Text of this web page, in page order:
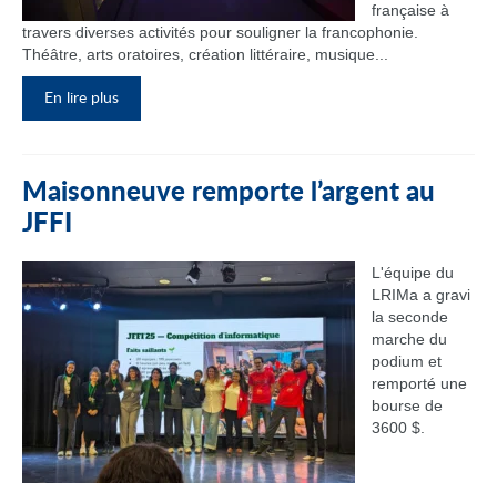
française à
travers diverses activités pour souligner la francophonie.
Théâtre, arts oratoires, création littéraire, musique...
En lire plus
Maisonneuve remporte l’argent au
JFFI
L'équipe du
LRIMa a gravi
la seconde
marche du
podium et
remporté une
bourse de
3600 $.